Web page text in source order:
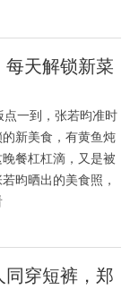
天解锁新菜
点一到，张若昀准时
的新美食，有黄鱼炖
餐杠杠滴，又是被
昀晒出的美食照，
穿短裤，郑